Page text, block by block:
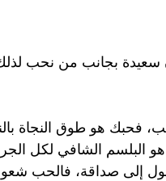
سعيدة بجانب من نحب
فحبك هو طوق النجاة
الشافي لكل
إلى صداقة، فالحب